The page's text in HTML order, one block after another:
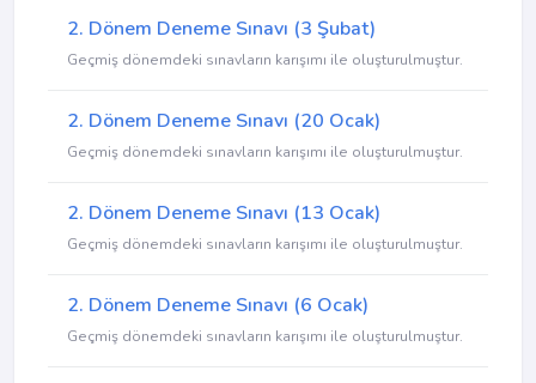
2. Dönem Deneme Sınavı (3 Şubat)
Geçmiş dönemdeki sınavların karışımı ile oluşturulmuştur.
2. Dönem Deneme Sınavı (20 Ocak)
Geçmiş dönemdeki sınavların karışımı ile oluşturulmuştur.
2. Dönem Deneme Sınavı (13 Ocak)
Geçmiş dönemdeki sınavların karışımı ile oluşturulmuştur.
2. Dönem Deneme Sınavı (6 Ocak)
Geçmiş dönemdeki sınavların karışımı ile oluşturulmuştur.